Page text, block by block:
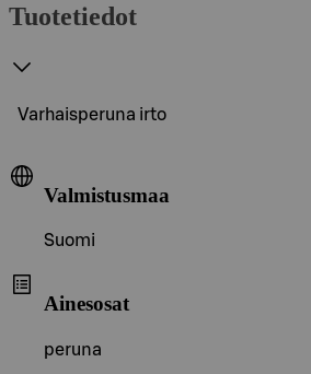
Tuotetiedot
Varhaisperuna irto
Valmistusmaa
Suomi
Ainesosat
peruna